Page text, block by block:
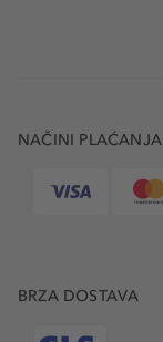
NAČINI PLAĆANJA
BRZA DOSTAVA